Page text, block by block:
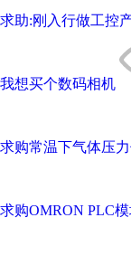
求助:刚入行做工控
我想买个数码相机
求购常温下气体压
求购OMRON PLC